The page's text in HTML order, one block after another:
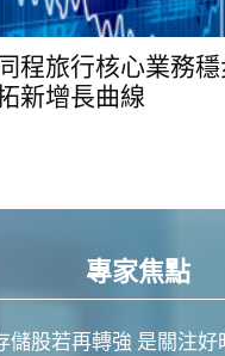
程旅行核心業務
新增長曲線
專家焦點
儲股若再轉強 是關注好